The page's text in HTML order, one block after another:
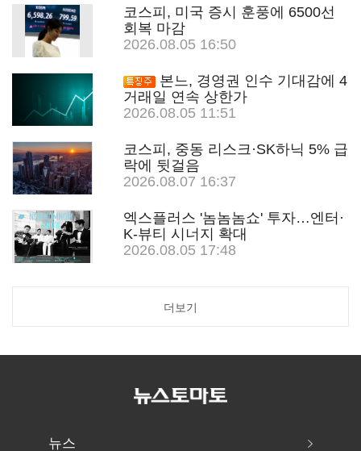
코스피, 미국 증시 훈풍에 6500선
회복 마감
2026.08.05 16:50
본느, 경영권 인수 기대감에 4
거래일 연속 상한가
2026.08.05 11:51
코스피, 중동 리스크·SK하닉 5% 급
락에 뒷걸음
2026.08.07 16:37
엑스플러스 '놈놈놈쇼' 투자…엔터·
K-뷰티 시너지 확대
2026.08.05 17:48
더보기
뉴스